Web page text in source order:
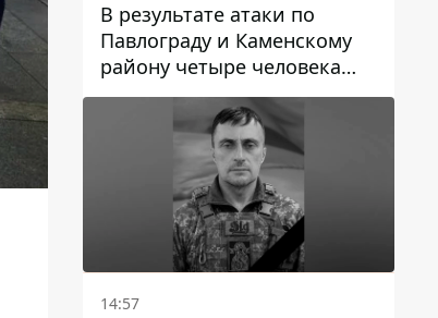
В результате атаки по
Павлограду и Каменскому
району четыре человека
погибли, семеро получили
ранения
14:57